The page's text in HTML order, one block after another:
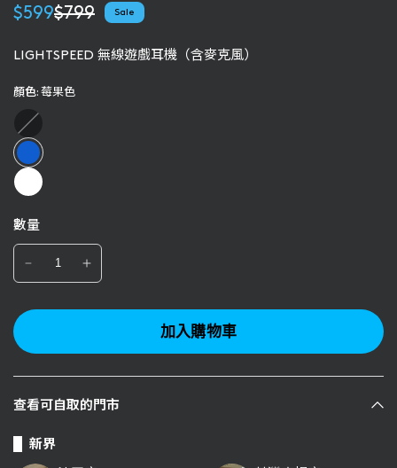
$799
$599 Sale
LIGHTSPEED 無線遊戲耳機（含麥克風）
顏色: 莓果色
黃
色
數量
加入購物車
查看可自取的門市
新界